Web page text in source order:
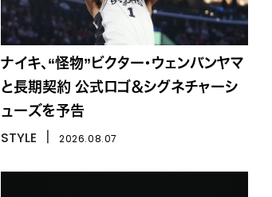
ナイキ、“怪物”ビクター・ウェンバンヤマ
と長期契約 公式ロゴ＆シグネチャーシ
ューズを予告
STYLE 2026.08.07